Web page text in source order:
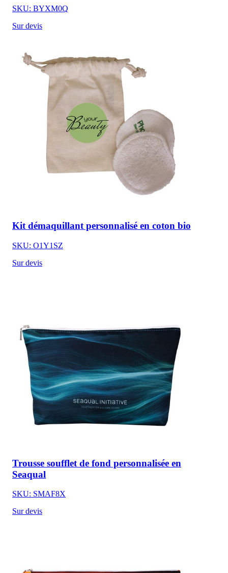
SKU: BYXM0Q
Sur devis
Kit démaquillant personnalisé en coton bio
SKU: O1Y1SZ
Sur devis
Trousse soufflet de fond personnalisée en
Seaqual
SKU: SMAF8X
Sur devis